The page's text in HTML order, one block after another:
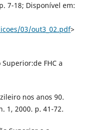
7-18; Disponível em:
03/out3_02.pdf>
FHC a
nos anos 90.
1, 2000. p. 41-72.